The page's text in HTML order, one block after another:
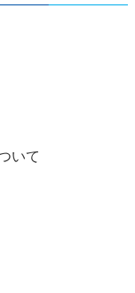
いて